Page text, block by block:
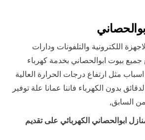
اللكترونية والتلفونات ودارات
جميع بيوت ابوالحصاني بخدمة كهرباء
مثل ارتفاع درجات الحرارة العالية
بدون الكهرباء فاننا عمانا علة توفير
السابق,
ابوالحصاني الكهربائي على تقديم